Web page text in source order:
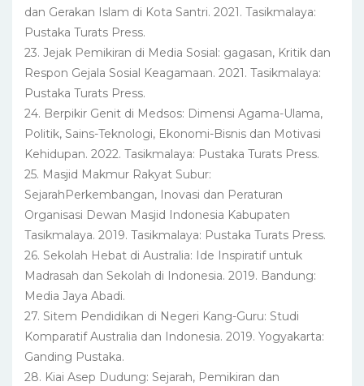
dan Gerakan Islam di Kota Santri. 2021. Tasikmalaya:
Pustaka Turats Press.
23. Jejak Pemikiran di Media Sosial: gagasan, Kritik dan
Respon Gejala Sosial Keagamaan. 2021. Tasikmalaya:
Pustaka Turats Press.
24. Berpikir Genit di Medsos: Dimensi Agama-Ulama,
Politik, Sains-Teknologi, Ekonomi-Bisnis dan Motivasi
Kehidupan. 2022. Tasikmalaya: Pustaka Turats Press.
25. Masjid Makmur Rakyat Subur:
SejarahPerkembangan, Inovasi dan Peraturan
Organisasi Dewan Masjid Indonesia Kabupaten
Tasikmalaya. 2019. Tasikmalaya: Pustaka Turats Press.
26. Sekolah Hebat di Australia: Ide Inspiratif untuk
Madrasah dan Sekolah di Indonesia. 2019. Bandung:
Media Jaya Abadi.
27. Sitem Pendidikan di Negeri Kang-Guru: Studi
Komparatif Australia dan Indonesia. 2019. Yogyakarta:
Ganding Pustaka.
28. Kiai Asep Dudung: Sejarah, Pemikiran dan